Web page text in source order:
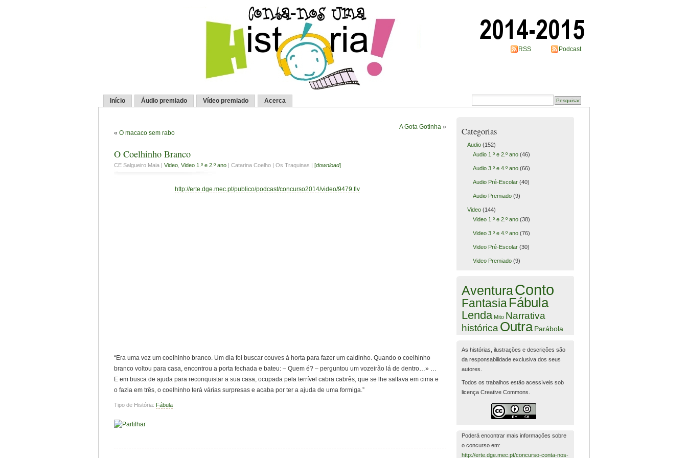
RSS Podcast
Início Áudio premiado Vídeo premiado Acerca
« O macaco sem rabo
A Gota Gotinha »
O Coelhinho Branco
CE Salgueiro Maia | Video Video 1.º e 2.º ano | Catarina Coelho | Os Traquinas | [download]
http://erte.dge.mec.pt/publico/podcast/concurso2014/video/9479.flv
“Era uma vez um coelhinho branco. Um dia foi buscar couves à horta para fazer um caldinho. Quando o coelhinho
branco voltou para casa, encontrou a porta fechada e bateu: – Quem é? – perguntou um vozeirão lá de dentro…» …
E em busca de ajuda para reconquistar a sua casa, ocupada pela terrível cabra cabrês, que se lhe saltava em cima e
o fazia em três, o coelhinho terá várias surpresas e acaba por ter a ajuda de uma formiga.”
Tipo de História: Fábula
Categorias
Audio(152)
Audio 1.º e 2.º ano(46)
Audio 3.º e 4.º ano(66)
Audio Pré-Escolar(40)
Audio Premiado(9)
Video(144)
Video 1.º e 2.º ano(38)
Video 3.º e 4.º ano(76)
Video Pré-Escolar(30)
Video Premiado(9)
AventuraConto
FantasiaFábula
Lenda Mito Narrativa
históricaOutra Parábola
As histórias, ilustrações e descrições são
da responsabilidade exclusiva dos seus
autores.
Todos os trabalhos estão acessíveis sob
licença Creative Commons.
Poderá encontrar mais informações sobre
o concurso em:
http://erte.dge.mec.pt/concurso-conta-nos-